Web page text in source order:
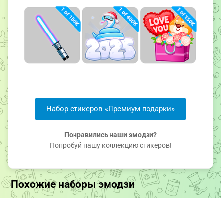
Набор стикеров «Премиум подарки»
Понравились наши эмодзи?
Попробуй нашу коллекцию стикеров!
Похожие наборы эмодзи